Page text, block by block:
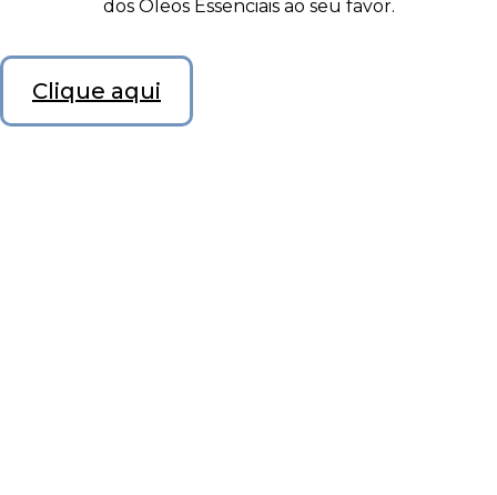
dos Óleos Essenciais ao seu favor.
Clique aqui